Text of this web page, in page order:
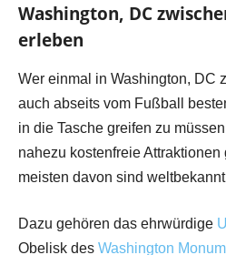
Washington, DC
erleben
Wer einmal in Washington, DC
auch abseits vom Fußball
in die Tasche greifen zu
nahezu kostenfreie
meisten davon sind
Dazu gehören das ehrwürdige
Obelisk des Washington